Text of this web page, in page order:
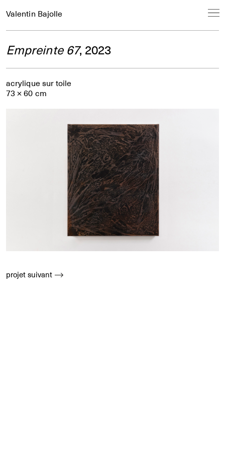
Valentin Bajolle
Empreinte 67, 2023
acrylique sur toile
73 × 60 cm
projet suivant